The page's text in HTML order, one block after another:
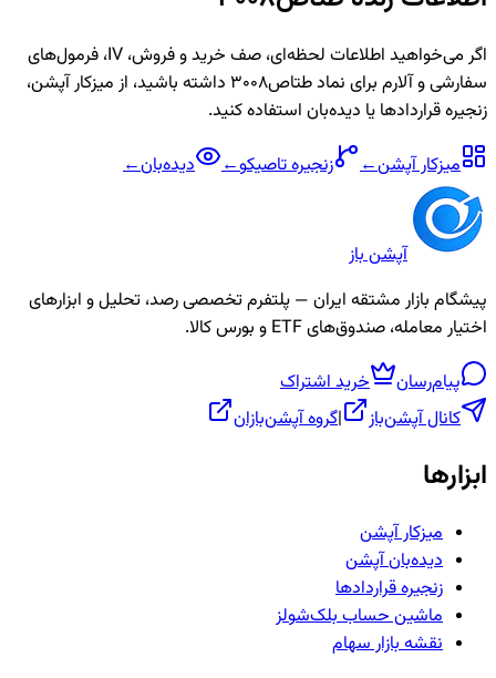
اگر می‌خواهید اطلاعات لحظه‌ای، صف خرید و فروش، IV، فرمول‌های
سفارشی و آلارم برای نمادطتاص3008
داشته باشید، از میزکار آپشن،
زنجیره قراردادها یا دیده‌بان استفاده کنید.
میزکار آپشن← زنجیرهتاصیکو← دیده‌بان←
آپشن باز
پیشگام بازار مشتقه ایران — پلتفرم تخصصی رصد، تحلیل و ابزارهای
اختیار معامله، صندوق‌های ETF و بورس کالا.
پیام‌رسان
خرید اشتراک
کانال آپشن‌باز
|گروه آپشن‌بازان
ابزارها
میزکار آپشن
دیده‌بان آپشن
زنجیره قراردادها
ماشین حساب بلک‌شولز
نقشه بازار سهام